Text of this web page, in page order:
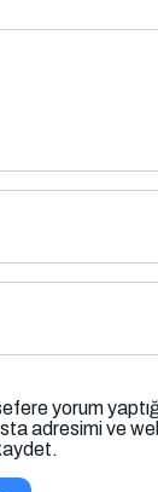
yorum
adresimi ve